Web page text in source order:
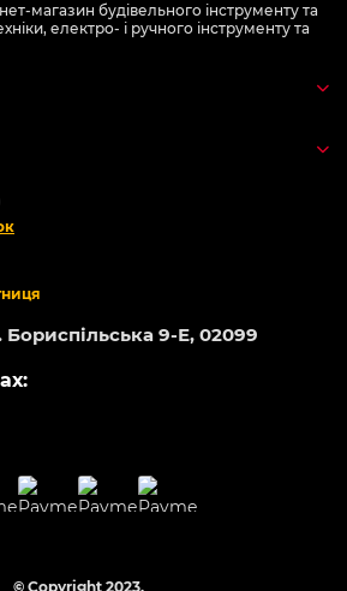
магазин будівельного інструменту та
електро- і ручного інструменту та
Бориспільська 9-Е, 02099
© Copyright 2023.